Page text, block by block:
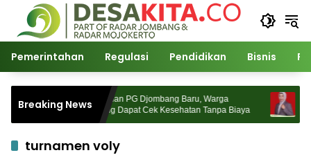
Langsung
konten
Pemerintahan Regulasi Pendidikan Bisnis
Breaking NewsKepedulian PG Djombang Baru, Warga
Jombang Dapat Cek Kesehatan Tanpa Biaya
turnamen voly